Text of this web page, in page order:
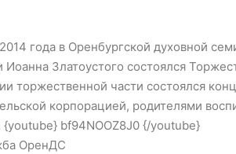
года в Оренбургской духовной
Иоанна Златоустого состоялся
торжественной части состоялся
корпорацией, родителями
bf94NOOZ8J0 {/youtube}
ОренДС